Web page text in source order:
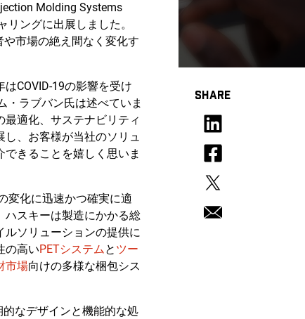
Molding Systems
ングに出展しました。
市場の絶え間なく変化す
COVID-19の影響を受け
・ラブバン氏は述べていま
適化、サステナビリティ
、お客様が当社のソリュ
きることを嬉しく思いま
変化に迅速かつ確実に適
ハスキーは製造にかかる総
ルソリューションの提供に
の高いPETシステムと ツー
市場向けの多様な梱包シス
なデザインと機能的な処
SHARE